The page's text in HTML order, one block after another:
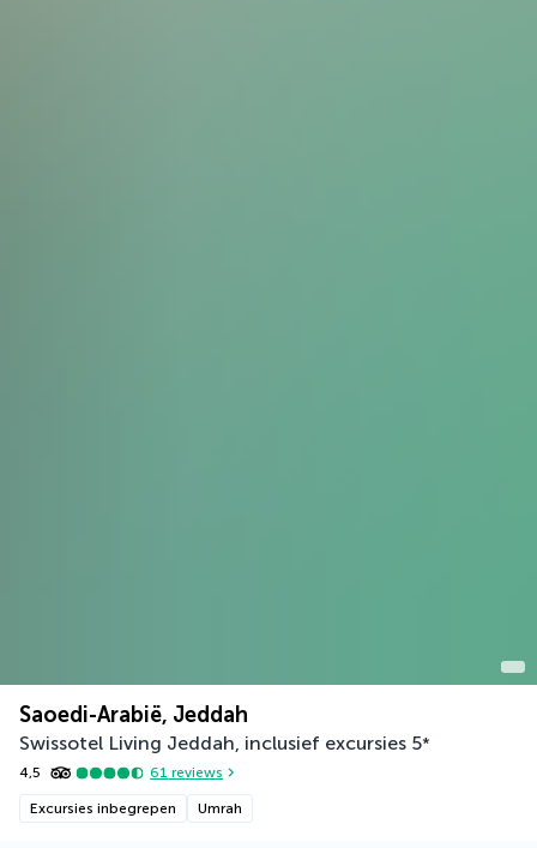
Saoedi-Arabië, Jeddah
Swissotel Living Jeddah, inclusief excursies 5*
4,5 61 reviews
Excursies inbegrepen Umrah